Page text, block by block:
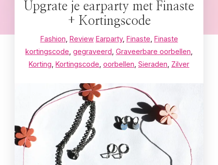
Upgrate je earparty met Finaste
+ Kortingscode
Fashion Review Earparty, Finaste Finaste
kortingscode gegraveerd Graveerbare oorbellen
Korting Kortingscode oorbellen Sieraden Zilver